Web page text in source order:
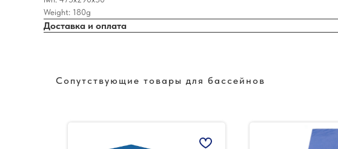
Weight: 180g
Доставка и оплата
Сопутствующие товары для бассейнов